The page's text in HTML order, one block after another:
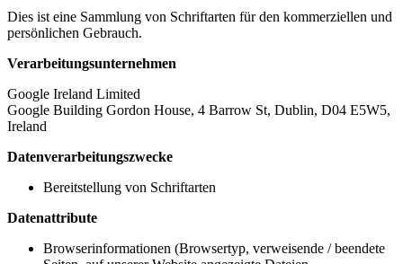
Dies ist eine Sammlung von Schriftarten für den kommerziellen und
persönlichen Gebrauch.
Verarbeitungsunternehmen
Google Ireland Limited
Google Building Gordon House, 4 Barrow St, Dublin, D04 E5W5,
Ireland
Datenverarbeitungszwecke
Bereitstellung von Schriftarten
Datenattribute
Browserinformationen (Browsertyp, verweisende / beendete